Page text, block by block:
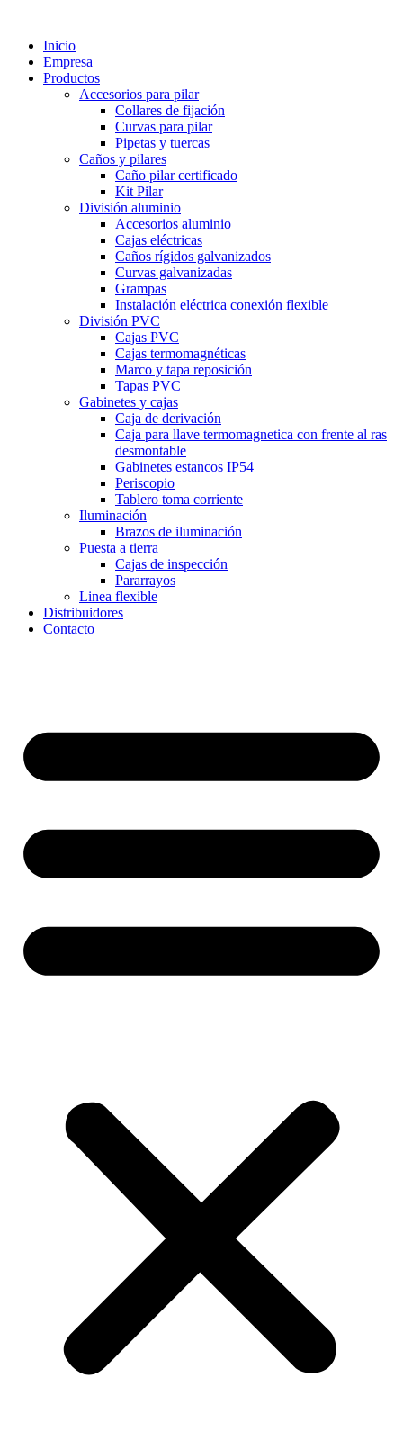
contenido
Inicio
Empresa
Productos
Accesorios para pilar
Collares de fijación
Curvas para pilar
Pipetas y tuercas
Caños y pilares
Caño pilar certificado
Kit Pilar
División aluminio
Accesorios aluminio
Cajas eléctricas
Caños rígidos galvanizados
Curvas galvanizadas
Grampas
Instalación eléctrica conexión flexible
División PVC
Cajas PVC
Cajas termomagnéticas
Marco y tapa reposición
Tapas PVC
Gabinetes y cajas
Caja de derivación
Caja para llave termomagnetica con frente al ras
desmontable
Gabinetes estancos IP54
Periscopio
Tablero toma corriente
Iluminación
Brazos de iluminación
Puesta a tierra
Cajas de inspección
Pararrayos
Linea flexible
Distribuidores
Contacto